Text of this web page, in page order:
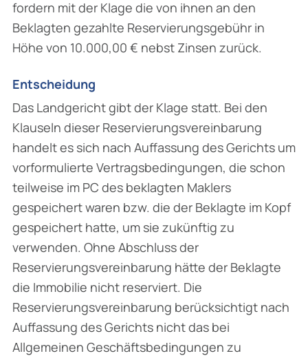
fordern mit der Klage die von ihnen an den
Beklagten gezahlte Reservierungsgebühr in
Höhe von 10.000,00 € nebst Zinsen zurück.
Entscheidung
Das Landgericht gibt der Klage statt. Bei den
Klauseln dieser Reservierungsvereinbarung
handelt es sich nach Auffassung des Gerichts um
vorformulierte Vertragsbedingungen, die schon
teilweise im PC des beklagten Maklers
gespeichert waren bzw. die der Beklagte im Kopf
gespeichert hatte, um sie zukünftig zu
verwenden. Ohne Abschluss der
Reservierungsvereinbarung hätte der Beklagte
die Immobilie nicht reserviert. Die
Reservierungsvereinbarung berücksichtigt nach
Auffassung des Gerichts nicht das bei
Allgemeinen Geschäftsbedingungen zu